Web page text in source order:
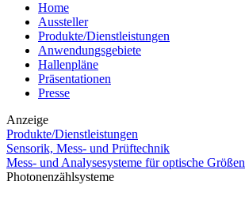
Home
Aussteller
Produkte/Dienstleistungen
Anwendungsgebiete
Hallenpläne
Präsentationen
Presse
Anzeige
Produkte/Dienstleistungen
Sensorik, Mess- und Prüftechnik
Mess- und Analysesysteme für optische Größen
Photonenzählsysteme